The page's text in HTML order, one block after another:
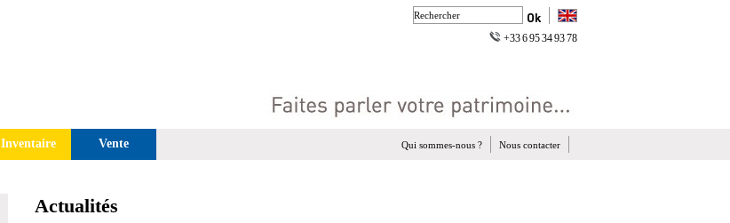
+33 6 95 34 93 78
Inventaire Vente Nous contacter
Qui sommes-nous ?
Actualités